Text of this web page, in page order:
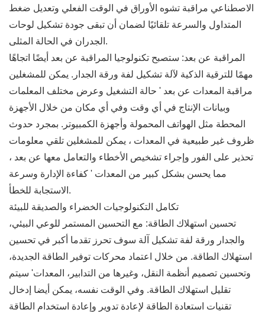
الاصطناعي مراقبة تشوه الأوراق في الوقت الفعلي وتعديل ضغط
المتداول والسرعة تلقائيًا لضمان أن تبقى جودة تشكيل لوحات
الجدران في الحالة المثلى.
المراقبة عن بعد: ستصبح تكنولوجيا المراقبة عن بعد أيضًا اتجاهًا
مهمًا للترقية الذكية لآلة تشكيل لفة ورقة الجدار. يمكن للمشغلين
مراقبة المعدات عن بعد ' حالة التشغيل وعرض مختلف المعلمات
وبيانات الإنتاج في أي وقت وفي أي مكان من خلال الأجهزة
المحطة مثل الهواتف المحمولة وأجهزة الكمبيوتر. بمجرد حدوث
ظروف غير طبيعية في المعدات ، يمكن للمشغلين تلقي معلومات
تحذير على الفور وإجراء تشخيص الأخطاء والتعامل معها عن بعد ،
مما يحسن بشكل كبير من المعدات ' كفاءة الإدارة وسرعة
الاستجابة للخطأ.
تكامل التكنولوجيات الخضراء والصديقة للبيئة
تحسين استهلاك الطاقة: مع التحسين المستمر للوعي البيئي،
والجدار ورقة لفة تشكيل آلة سوف تحرز تقدما أكبر في تحسين
استهلاك الطاقة. من خلال اعتماد محركات توفير الطاقة الجديدة،
وتحسين تصميم أنظمة النقل، وغيرها من التدابير، المعدات' سيتم
تقليل استهلاك الطاقة. وفي الوقت نفسه، يمكن أيضا إدخال
تقنيات استعادة الطاقة لإعادة تدوير وإعادة استخدام الطاقة